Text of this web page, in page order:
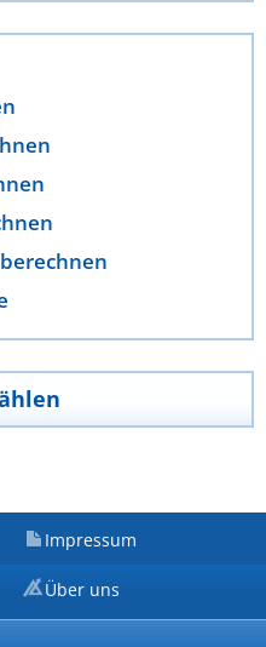
Impressum
Über uns